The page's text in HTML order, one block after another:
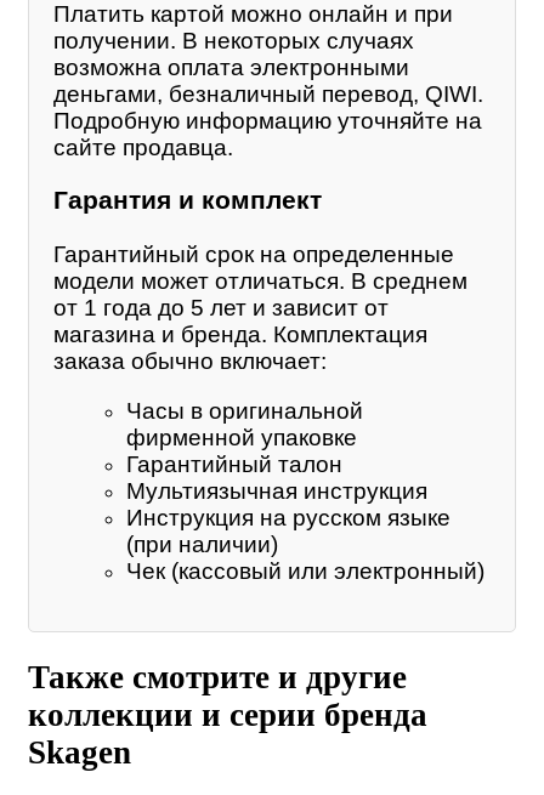
Платить картой можно онлайн и при
получении. В некоторых случаях
возможна оплата электронными
деньгами, безналичный перевод, QIWI.
Подробную информацию уточняйте на
сайте продавца.
Гарантия и комплект
Гарантийный срок на определенные
модели может отличаться. В среднем
от 1 года до 5 лет и зависит от
магазина и бренда. Комплектация
заказа обычно включает:
Часы в оригинальной
фирменной упаковке
Гарантийный талон
Мультиязычная инструкция
Инструкция на русском языке
(при наличии)
Чек (кассовый или электронный)
Также смотрите и другие
коллекции и серии бренда
Skagen